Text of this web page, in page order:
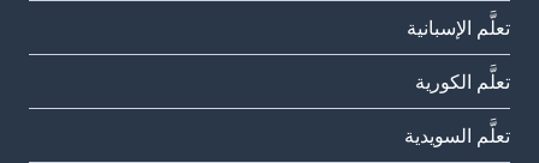
تعلَّم الإسبانية
تعلَّم الكورية
تعلَّم السويدية